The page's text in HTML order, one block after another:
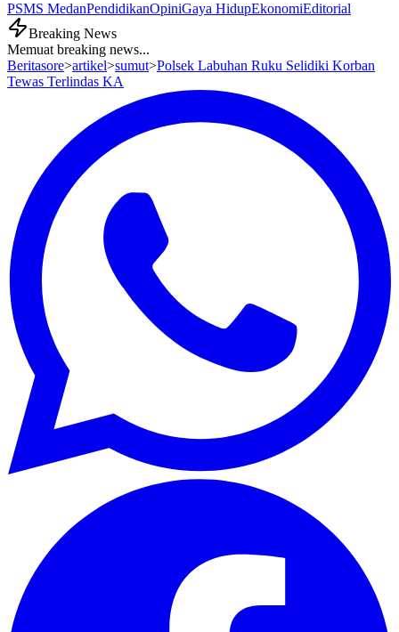
PSMS MedanPendidikanOpiniGaya HidupEkonomiEditorial
Breaking News
Memuat breaking news...
Beritasore>artikel>sumut>Polsek Labuhan Ruku Selidiki Korban
Tewas Terlindas KA